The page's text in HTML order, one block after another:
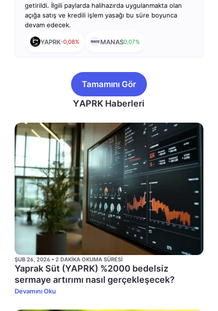
getirildi. İlgili paylarda halihazırda uygulanmakta olan
açığa satış ve kredili işlem yasağı bu süre boyunca
devam edecek.
YAPRK-0,08% MANAS0,07%
Tamamını Gör
YAPRK Haberleri
ŞUB 26, 2026 • 2 DAKIKA OKUMA SÜRESI
Yaprak Süt (YAPRK) %2000 bedelsiz
sermaye artırımı nasıl gerçekleşecek?
Devamını Oku